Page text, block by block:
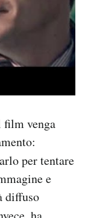
film venga
per tentare
e
diffuso